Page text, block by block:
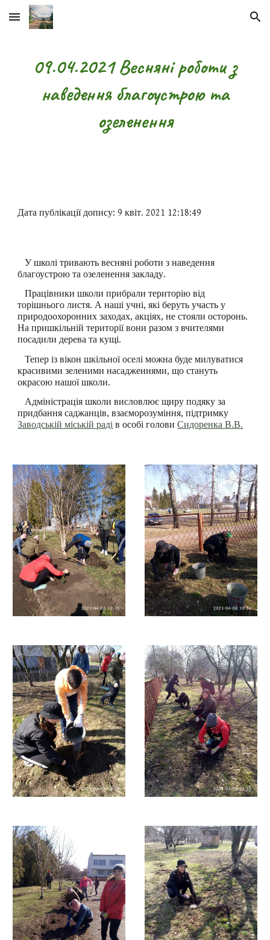
Skip to main content Skip to navigation
09.04.2021 Весняні роботи з
наведення благоустрою та
озеленення
Дата публікації допису: 9 квіт. 2021 12:18:49
У школі тривають весняні роботи з наведення
благоустрою та озеленення закладу.
Працівники школи прибрали територію від
торішнього листя. А наші учні, які беруть участь у
природоохоронних заходах, акціях, не стояли осторонь.
На пришкільній території вони разом з вчителями
посадили дерева та кущі.
Тепер із вікон шкільної оселі можна буде милуватися
красивими зеленими насадженнями, що стануть
окрасою нашої школи.
Адміністрація школи висловлює щиру подяку за
придбання саджанців, взаєморозуміння, підтримку
Заводській міській раді в особі головиСидоренка В.В.